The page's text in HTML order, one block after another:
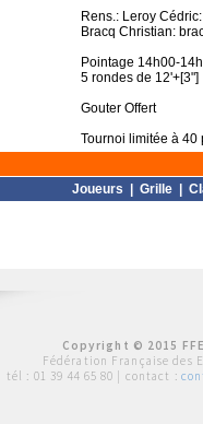
Rens.: Leroy
Bracq Christian:
Pointage 14h00-
5 rondes de 12'+[3"]
Gouter Offert
Tournoi limitée à 40
Joueurs Grille|
Copyright © 2015
Fédération Française des
tél : 01 39 44 65 80 | contact :